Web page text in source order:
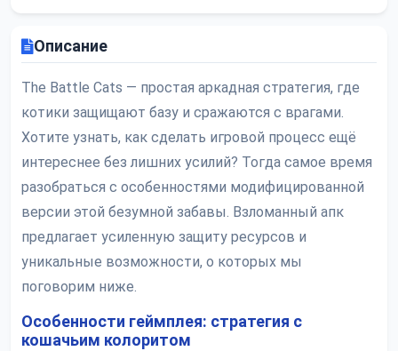
Описание
The Battle Cats — простая аркадная стратегия, где
котики защищают базу и сражаются с врагами.
Хотите узнать, как сделать игровой процесс ещё
интереснее без лишних усилий? Тогда самое время
разобраться с особенностями модифицированной
версии этой безумной забавы. Взломанный апк
предлагает усиленную защиту ресурсов и
уникальные возможности, о которых мы
поговорим ниже.
Особенности геймплея: стратегия с
кошачьим колоритом